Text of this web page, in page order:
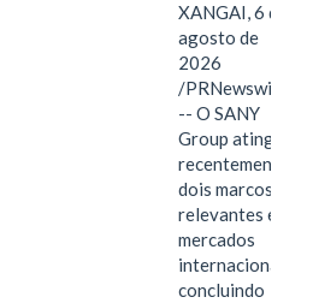
XANGAI, 6 de
agosto de
2026
/PRNewswire/
-- O SANY
Group atingiu
recentemente
dois marcos
relevantes em
mercados
internacionais,
concluindo